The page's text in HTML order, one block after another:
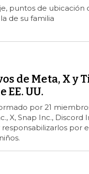
puntos de ubicación
de su familia
de Meta, X y
UU.
por 21
X, Snap Inc., Discord
por